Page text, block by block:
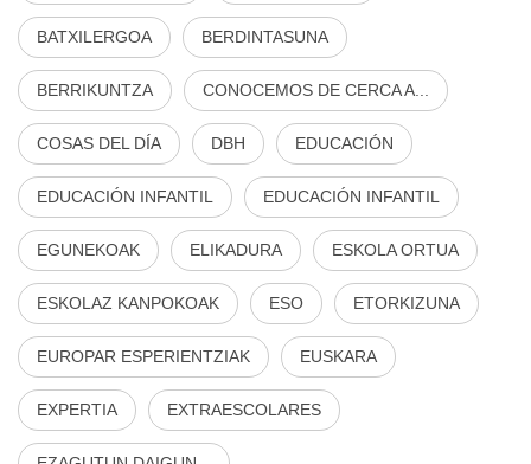
BATXILERGOA BERDINTASUNA
BERRIKUNTZA CONOCEMOS DE CERCA A...
COSAS DEL DÍA DBH EDUCACIÓN
EDUCACIÓN INFANTIL EDUCACIÓN INFANTIL
EGUNEKOAK ELIKADURA ESKOLA ORTUA
ESKOLAZ KANPOKOAK ESO ETORKIZUNA
EUROPAR ESPERIENTZIAK EUSKARA
EXPERTIA EXTRAESCOLARES